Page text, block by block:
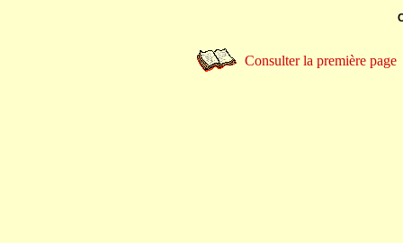
Consulter la première page